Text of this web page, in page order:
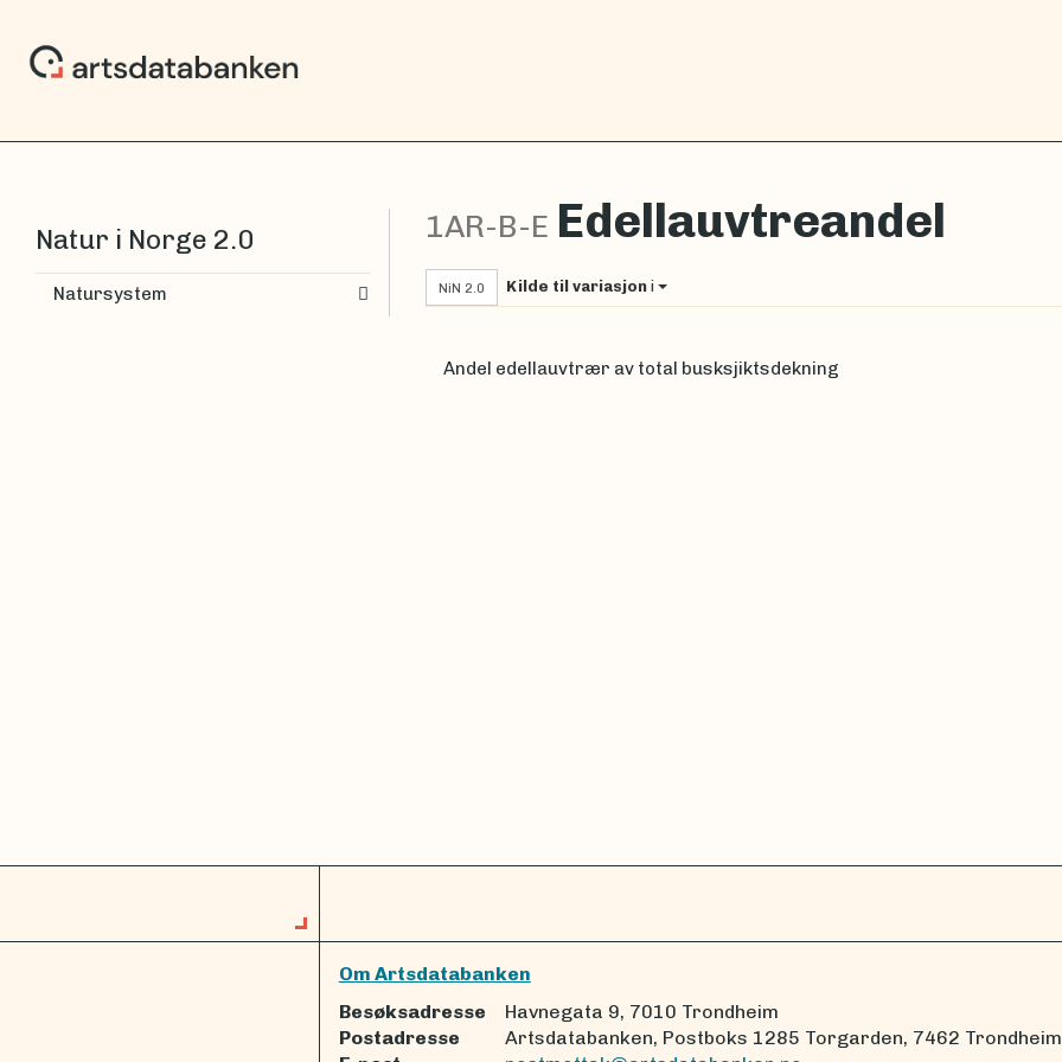
1AR-B-E Edellauvtreandel
NiN 2.0 Kilde til variasjon i
Andel edellauvtrær av total busksjiktsdekning
Natur i Norge 2.0
Natursystem
Om Artsdatabanken
Besøksadresse
Havnegata 9, 7010 Trondheim
Postadresse
Artsdatabanken, Postboks 1285 Torgarden, 7462 Trondheim